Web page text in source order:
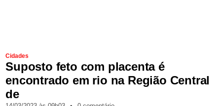
Cidades
Suposto feto com placenta é
encontrado em rio na Região Central
de